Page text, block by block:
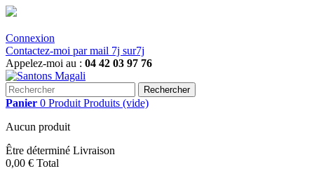
Connexion
Contactez-moi par mail 7j sur7j
Appelez-moi au : 04 42 03 97 76
Rechercher
Panier 0 Produit Produits (vide)
Aucun produit
Être déterminé Livraison
0,00 € Total